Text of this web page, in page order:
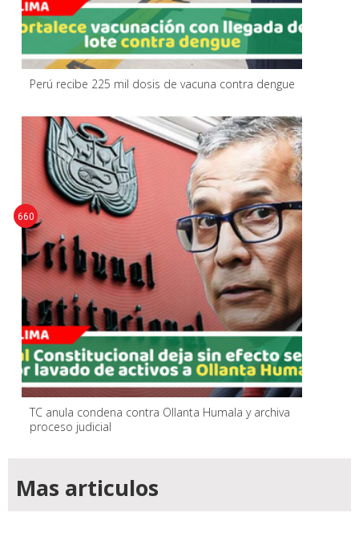
Perú recibe 225 mil dosis de vacuna contra dengue
TC anula condena contra Ollanta Humala y archiva
proceso judicial
660
Mas articulos